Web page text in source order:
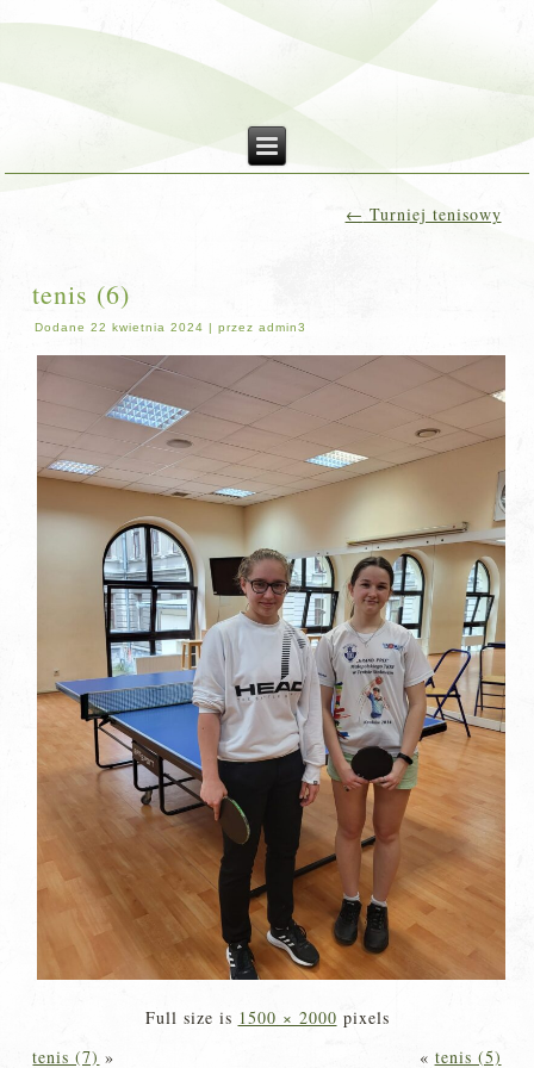
← Turniej tenisowy
tenis (6)
Dodane 22 kwietnia 2024 |przez admin3
Full size is 1500 × 2000 pixels
tenis (7) » « tenis (5)